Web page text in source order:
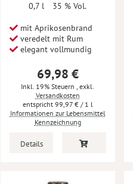
0,7 l
35 % Vol.
mit Aprikosenbrand
veredelt mit Rum
elegant vollmundig
69,98 €
Inkl. 19% Steuern, exkl.
Versandkosten
99,97 €/ 1 l
Informationen zur Lebensmittel
Kennzeichnung
Details